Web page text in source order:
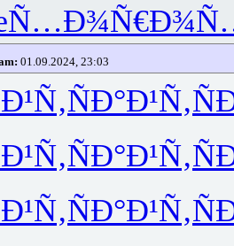
Ñ…Ð¾Ñ€Ð¾
01.09.2024, 23:03
ÑÐ°Ð¹Ñ‚
ÑÐ°Ð¹Ñ‚
ÑÐ°Ð¹Ñ‚